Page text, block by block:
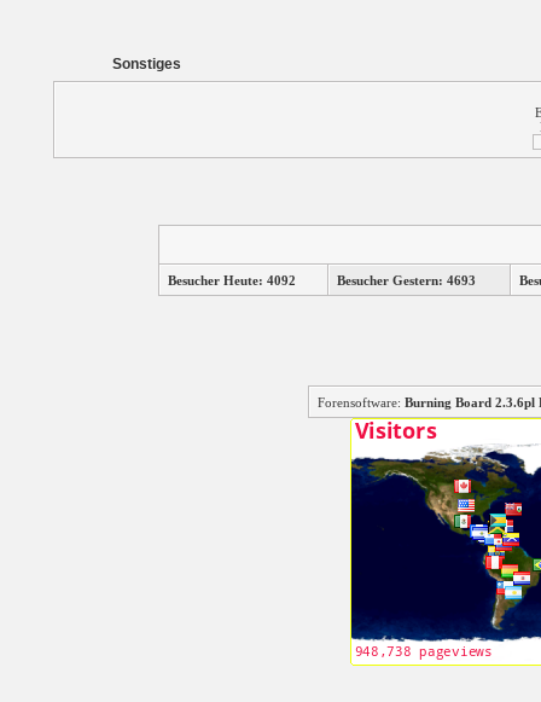
Sonstiges
Besucher Heute: 4092 Besucher Gestern: 4693
Forensoftware: Burning Board